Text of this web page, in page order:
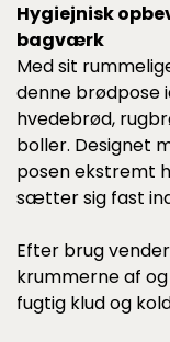
Hygiejnisk
bagværk
Med sit
denne brødpose
hvedebrød,
boller. Designet
posen ekstremt
sætter sig fast
Efter brug
krummerne af
fugtig klud og